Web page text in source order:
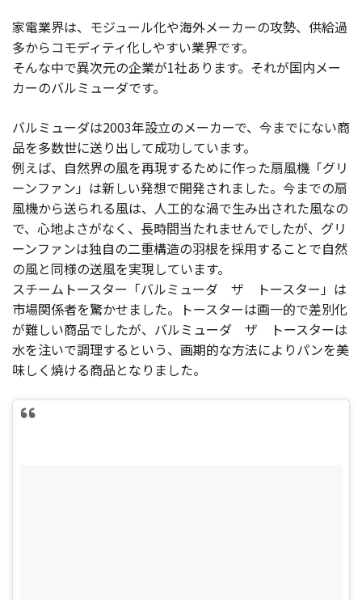
家電業界は、モジュール化や海外メーカーの攻勢、供給過
多からコモディティ化しやすい業界です。
そんな中で異次元の企業が1社あります。それが国内メー
カーのバルミューダです。
バルミューダは2003年設立のメーカーで、今までにない商
品を多数世に送り出して成功しています。
例えば、自然界の風を再現するために作った扇風機「グリ
ーンファン」は新しい発想で開発されました。今までの扇
風機から送られる風は、人工的な渦で生み出された風なの
で、心地よさがなく、長時間当たれませんでしたが、グリ
ーンファンは独自の二重構造の羽根を採用することで自然
の風と同様の送風を実現しています。
スチームトースター「バルミューダ ザ トースター」は
市場関係者を驚かせました。トースターは画一的で差別化
が難しい商品でしたが、バルミューダ ザ トースターは
水を注いで調理するという、画期的な方法によりパンを美
味しく焼ける商品となりました。